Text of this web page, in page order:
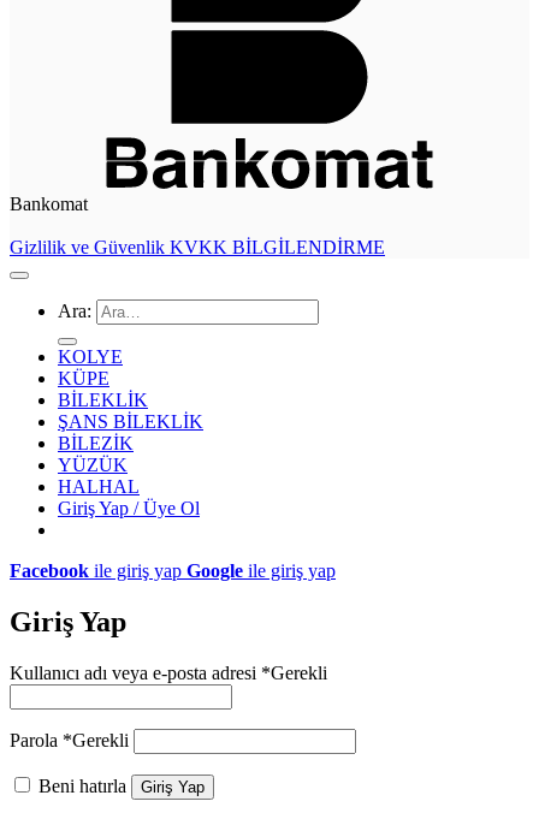
Bankomat
Gizlilik ve Güvenlik KVKK BİLGİLENDİRME
Ara:
KOLYE
KÜPE
BİLEKLİK
ŞANS BİLEKLİK
BİLEZİK
YÜZÜK
HALHAL
Giriş Yap / Üye Ol
Facebook ile giriş yap Google ile giriş yap
Giriş Yap
Kullanıcı adı veya e-posta adresi *Gerekli
Parola *Gerekli
Beni hatırla Giriş Yap